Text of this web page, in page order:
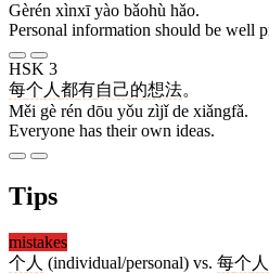
Gèrén xìnxī yào bǎohù hǎo.
Personal information should be well
HSK 3
每个 人 都有自己的想法。
Měi gè rén dōu yǒu zìjǐ de xiǎngfǎ.
Everyone has their own ideas.
Tips
mistakes
个人 (individual/personal) vs. 每个 人